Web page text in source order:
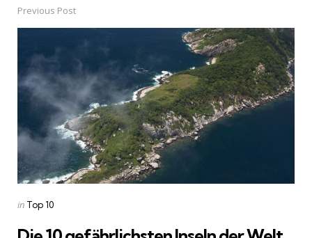
Post
navigation
Previous Post
Posted
in Top 10